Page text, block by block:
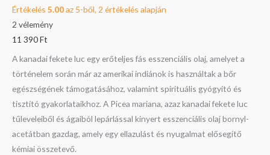
Értékelés 5.00az 5-ből, 2 értékelés alapján
2 vélemény
11 390Ft
A kanadai fekete luc egy erőteljes fás esszenciális olaj, amelyet a
történelem során már az amerikai indiánok is használtak a bőr
egészségének támogatásához, valamint spirituális gyógyító és
tisztító gyakorlataikhoz. A Picea mariana, azaz kanadai fekete luc
tűleveleiből és ágaiból lepárlással kinyert esszenciális olaj bornyl-
acetátban gazdag, amely egy ellazulást és nyugalmat elősegítő
kémiai összetevő.